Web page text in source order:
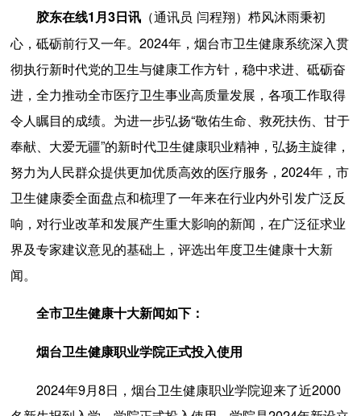
胶东在线1月3日讯 （通讯员 闫程翔）栉风沐雨秉初
心，砥砺前行又一年。2024年，烟台市卫生健康系统深入贯
彻执行新时代党的卫生与健康工作方针，稳中求进、砥砺奋
进，全力推动全市医疗卫生事业高质量发展，各项工作取得
令人瞩目的成绩。为进一步弘扬“敬佑生命、救死扶伤、甘于
奉献、大爱无疆”的新时代卫生健康职业精神，弘扬主旋律，
努力为人民群众提供更加优质高效的医疗服务，2024年，市
卫生健康委全面盘点和梳理了一年来在行业内外引发广泛反
响，对行业改革和发展产生重大影响的新闻，在广泛征求业
界及专家建议意见的基础上，评选出年度卫生健康十大新
闻。
全市卫生健康十大新闻如下：
烟台卫生健康职业学院正式投入使用
2024年9月8日，烟台卫生健康职业学院迎来了近2000